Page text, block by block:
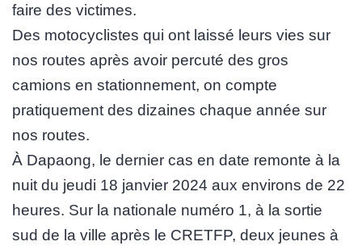
faire des victimes.
Des motocyclistes qui ont laissé leurs vies sur
nos routes après avoir percuté des gros
camions en stationnement, on compte
pratiquement des dizaines chaque année sur
nos routes.
À Dapaong, le dernier cas en date remonte à la
nuit du jeudi 18 janvier 2024 aux environs de 22
heures. Sur la nationale numéro 1, à la sortie
sud de la ville après le CRETFP, deux jeunes à